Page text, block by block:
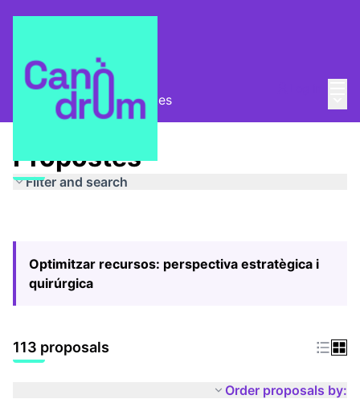
Pla Estratègic Propostes
Propostes
Filter and search
Optimitzar recursos: perspectiva estratègica i
quirúrgica
113 proposals
Order proposals by: